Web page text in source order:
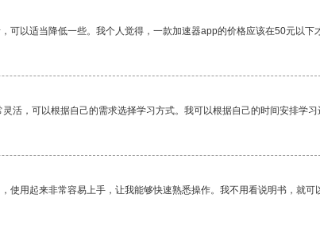
可以适当降低一些。我个人觉得，一款加速器app的价格应该在50元以下
活，可以根据自己的需求选择学习方式。我可以根据自己的时间安排学习
使用起来非常容易上手，让我能够快速熟悉操作。我不用看说明书，就可